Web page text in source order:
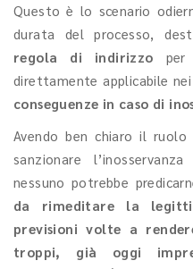
Questo è lo scenario
durata del processo,
regola di indirizzo per
direttamente applicabile
conseguenze in caso di
Avendo ben chiaro il
sanzionare
nessuno potrebbe
da rimeditare la
previsioni volte a
troppi, già oggi